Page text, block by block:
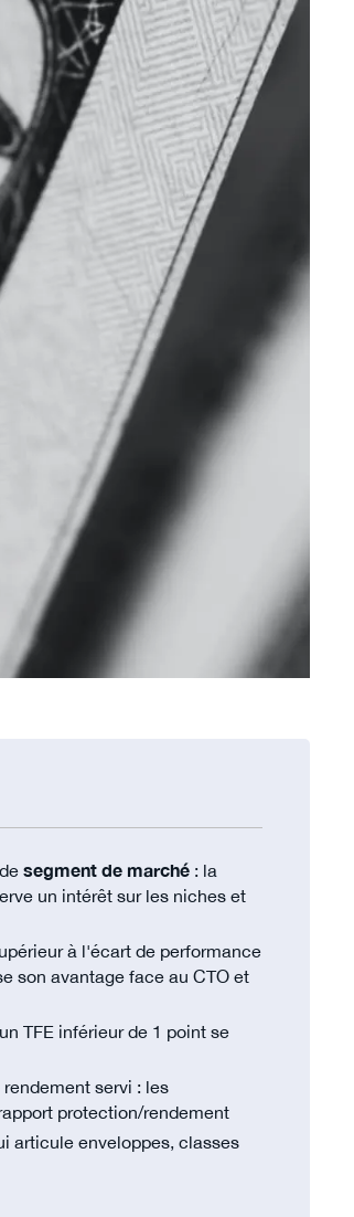
desegment de marché : la
un intérêt sur les niches et
à l'écart de performance
son avantage face au CTO et
TFE inférieur de 1 point se
servi : les
protection/rendement
articule enveloppes, classes